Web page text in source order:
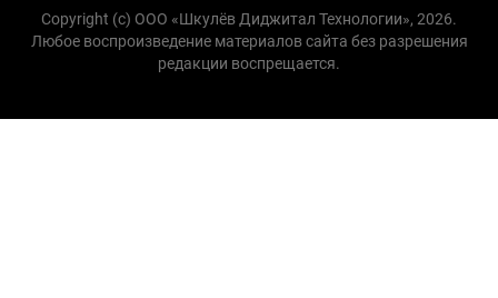
Copyright (с) ООО «Шкулёв Диджитал Технологии», 2026.
Любое воспроизведение материалов сайта без разрешения
редакции воспрещается.